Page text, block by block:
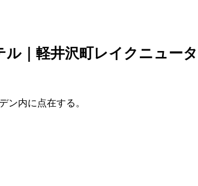
｜軽井沢町レイクニュー
ン内に点在する。